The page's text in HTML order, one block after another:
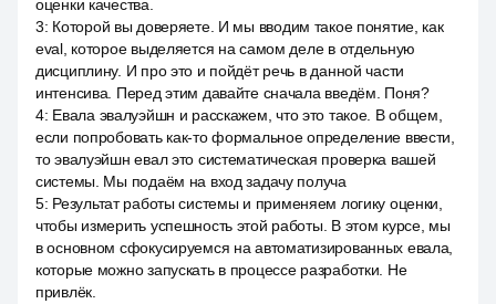
оценки качества.
3: Которой вы доверяете. И мы вводим такое понятие, как
eval, которое выделяется на самом деле в отдельную
дисциплину. И про это и пойдёт речь в данной части
интенсива. Перед этим давайте сначала введём. Поня?
4: Евала эвалуэйшн и расскажем, что это такое. В общем,
если попробовать как-то формальное определение ввести,
то эвалуэйшн евал это систематическая проверка вашей
системы. Мы подаём на вход задачу получа
5: Результат работы системы и применяем логику оценки,
чтобы измерить успешность этой работы. В этом курсе, мы
в основном сфокусируемся на автоматизированных евала,
которые можно запускать в процессе разработки. Не
привлёк.